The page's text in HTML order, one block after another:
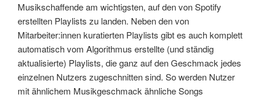
Musikschaffende am wichtigsten, auf den von Spotify
erstellten Playlists zu landen. Neben den von
Mitarbeiter:innen kuratierten Playlists gibt es auch komplett
automatisch vom Algorithmus erstellte (und ständig
aktualisierte) Playlists, die ganz auf den Geschmack jedes
einzelnen Nutzers zugeschnitten sind. So werden Nutzer
mit ähnlichem Musikgeschmack ähnliche Songs